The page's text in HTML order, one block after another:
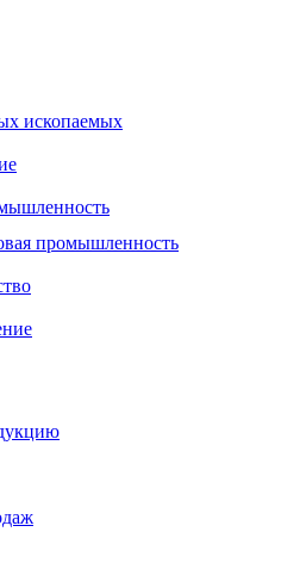
ископаемых
промышленность